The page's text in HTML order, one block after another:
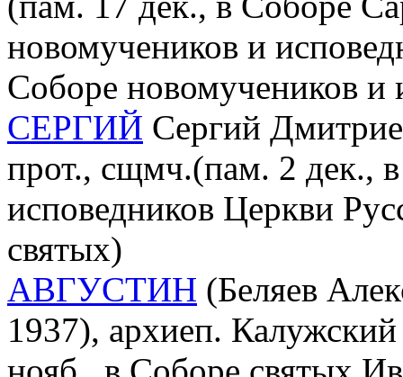
новомучеников и
Соборе новомучеников и
СЕРГИЙ Сeргий
прот., сщмч.(пам. 2 дек.,
исповедников Церкви
святых)
АВГУСТИН (Беляев
1937), архиеп.